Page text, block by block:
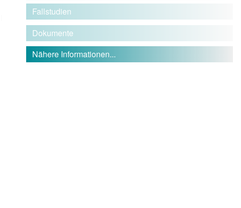
Fallstudien
Dokumente
Nähere Informationen...